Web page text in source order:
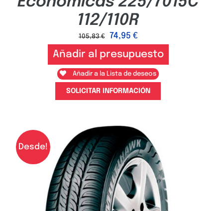
112/110R
105,83€ 74,95 €
Añadir al presupuesto
Añadir a la Lista de deseos
SOLICITAR INFORMACIÓN
Desde!